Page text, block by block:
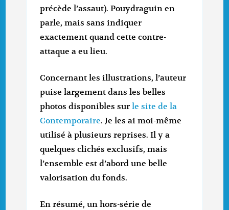
précède l’assaut). Pouydraguin en
parle, mais sans indiquer
exactement quand cette contre-
attaque a eu lieu.
Concernant les illustrations, l’auteur
puise largement dans les belles
photos disponibles surle site de la
Contemporaire. Je les ai moi-même
utilisé à plusieurs reprises. Il y a
quelques clichés exclusifs, mais
l’ensemble est d’abord une belle
valorisation du fonds.
En résumé, un hors-série de